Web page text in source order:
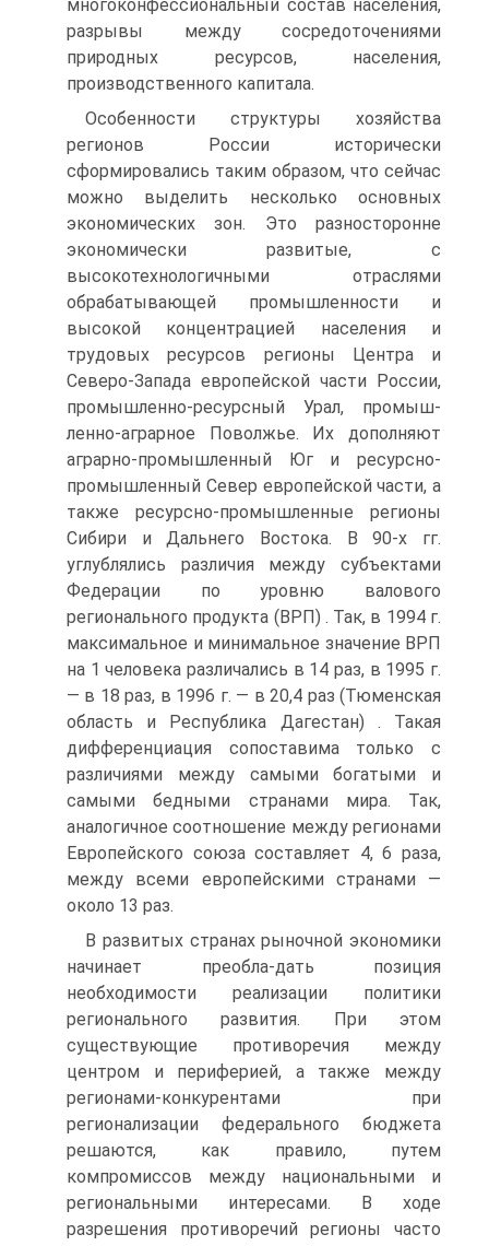
многоконфессиональный состав населения,
разрывы между сосредоточениями
природных ресурсов, населения,
производственного капитала.
Особенности структуры хозяйства
регионов России исторически
сформировались таким образом, что сейчас
можно выделить несколько основных
экономических зон. Это разносторонне
экономически развитые, с
высокотехнологичными отраслями
обрабатывающей промышленности и
высокой концентрацией населения и
трудовых ресурсов регионы Центра и
Северо-Запада европейской части России,
промышленно-ресурсный Урал, промыш-
ленно-аграрное Поволжье. Их дополняют
аграрно-промышленный Юг и ресурсно-
промышленный Север европейской части, а
также ресурсно-промышленные регионы
Сибири и Дальнего Востока. В 90-х гг.
углублялись различия между субъектами
Федерации по уровню валового
регионального продукта (ВРП) . Так, в 1994 г.
максимальное и минимальное значение ВРП
на 1 человека различались в 14 раз, в 1995 г.
— в 18 раз, в 1996 г. — в 20,4 раз (Тюменская
область и Республика Дагестан) . Такая
дифференциация сопоставима только с
различиями между самыми богатыми и
самыми бедными странами мира. Так,
аналогичное соотношение между регионами
Европейского союза составляет 4, 6 раза,
между всеми европейскими странами —
около 13 раз.
В развитых странах рыночной экономики
начинает преобла-дать позиция
необходимости реализации политики
регионального развития. При этом
существующие противоречия между
центром и периферией, а также между
регионами-конкурентами при
регионализации федерального бюджета
решаются, как правило, путем
компромиссов между национальными и
региональными интересами. В ходе
разрешения противоречий регионы часто